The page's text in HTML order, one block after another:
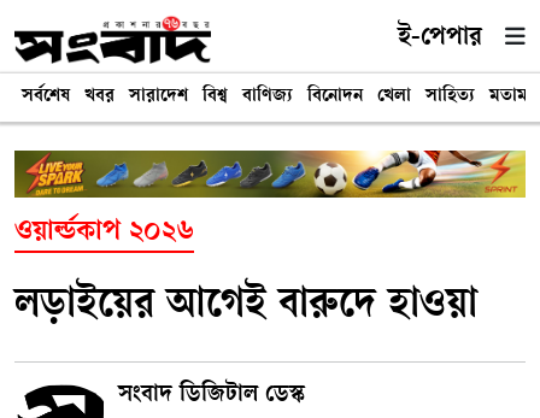
ই-পেপার
সর্বশেষ খবর সারাদেশ বিশ্ব বাণিজ্য বিনোদন খেলা সাহিত্য মতামত
ওয়ার্ল্ডকাপ ২০২৬
লড়াইয়ের আগেই বারুদে হাওয়া
সংবাদ ডিজিটাল ডেস্ক